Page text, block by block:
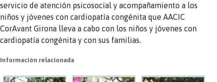
servicio de atención psicosocial y acompañamiento a los
niños y jóvenes con cardiopatía congénita que AACIC
CorAvant Girona lleva a cabo con los niños y jóvenes con
cardiopatía congénita y con sus familias.
Información relacionada